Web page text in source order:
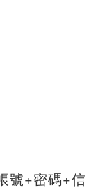
號+密碼+信